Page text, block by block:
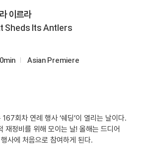
이르라
Sheds Its Antlers
Asian Premiere
회차 연례 행사 ‘쉐딩’이 열리는 날이다.
재정비를 위해 모이는 날! 올해는 드디어
사에 처음으로 참여하게 된다.